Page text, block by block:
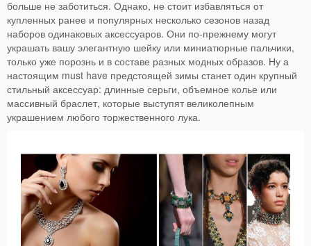
больше не заботиться. Однако, не стоит избавляться от
купленных ранее и популярных несколько сезонов назад
наборов одинаковых аксессуаров. Они по-прежнему могут
украшать вашу элегантную шейку или миниатюрные пальчики,
только уже порознь и в составе разных модных образов. Ну а
настоящим must have предстоящей зимы станет один крупный
стильный аксессуар: длинные серьги, объемное колье или
массивный браслет, которые выступят великолепным
украшением любого торжественного лука.